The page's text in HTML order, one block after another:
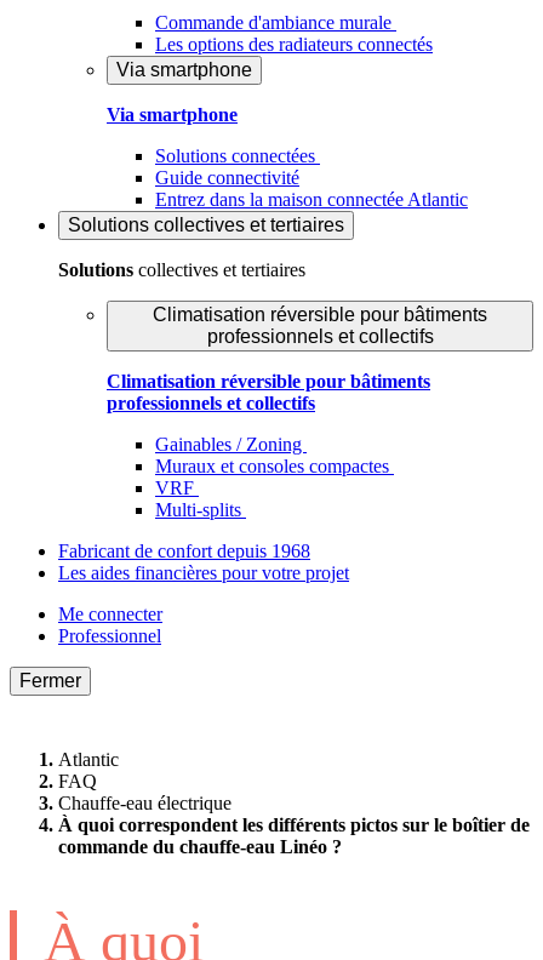
Commande d'ambiance murale
Les options des radiateurs connectés
Via smartphone
Via smartphone
Solutions connectées
Guide connectivité
Entrez dans la maison connectée Atlantic
Solutions collectives et tertiaires
Solutions collectives et tertiaires
Climatisation réversible pour bâtiments
professionnels et collectifs
Climatisation réversible pour bâtiments
professionnels et collectifs
Gainables / Zoning
Muraux et consoles compactes
VRF
Multi-splits
Fabricant de confort depuis 1968
Les aides financières pour votre projet
Me connecter
Professionnel
Fermer
Atlantic
FAQ
Chauffe-eau électrique
À quoi correspondent les différents pictos sur le boîtier de
commande du chauffe-eau Linéo ?
À quoi